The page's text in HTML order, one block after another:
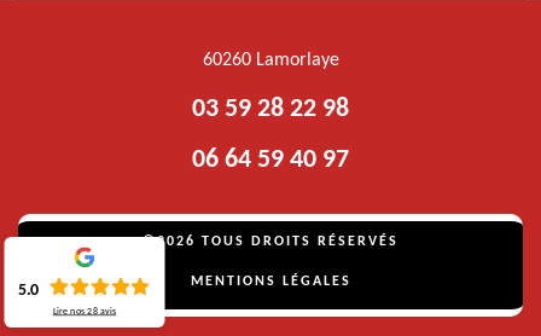
60260 Lamorlaye
03 59 28 22 98
06 64 59 40 97
©2026 TOUS DROITS RÉSERVÉS
MENTIONS LÉGALES
5.0
Lire nos28 avis